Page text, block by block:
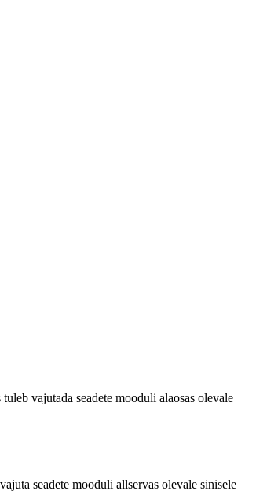
vajutada seadete mooduli alaosas olevale
seadete mooduli allservas olevale sinisele